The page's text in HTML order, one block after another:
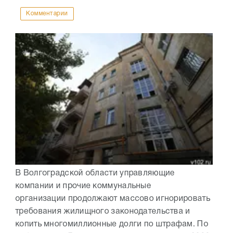
Комментарии
В Волгоградской области управляющие
компании и прочие коммунальные
организации продолжают массово игнорировать
требования жилищного законодательства и
копить многомиллионные долги по штрафам. По